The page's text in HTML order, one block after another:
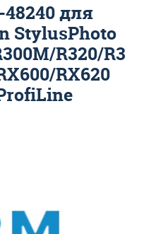
для
StylusPhoto
R320/R3
RX620